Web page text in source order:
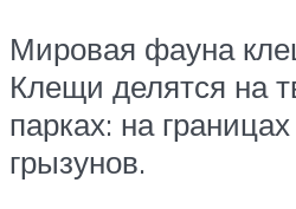
Мировая фауна
Клещи делятся на
парках: на
грызунов.